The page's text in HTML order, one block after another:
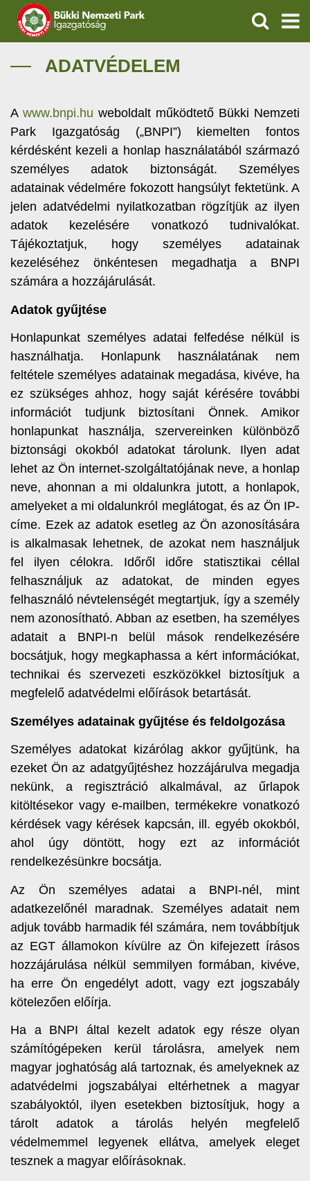
IGAZGATÓSÁG
VÍZVÉDELEM
ÖKOTURIZMUS
GEOPARKOK
KAPCSOLAT
KERESÉS
ADATVÉDELEM
A www.bnpi.hu weboldalt működtető Bükki Nemzeti
Park Igazgatóság („BNPI”) kiemelten fontos
kérdésként kezeli a honlap használatából származó
személyes adatok biztonságát. Személyes
adatainak védelmére fokozott hangsúlyt fektetünk. A
jelen adatvédelmi nyilatkozatban rögzítjük az ilyen
adatok kezelésére vonatkozó tudnivalókat.
Tájékoztatjuk, hogy személyes adatainak
kezeléséhez önkéntesen megadhatja a BNPI
számára a hozzájárulását.
Adatok gyűjtése
Honlapunkat személyes adatai felfedése nélkül is
használhatja. Honlapunk használatának nem
feltétele személyes adatainak megadása, kivéve, ha
ez szükséges ahhoz, hogy saját kérésére további
információt tudjunk biztosítani Önnek. Amikor
honlapunkat használja, szervereinken különböző
biztonsági okokból adatokat tárolunk. Ilyen adat
lehet az Ön internet-szolgáltatójának neve, a honlap
neve, ahonnan a mi oldalunkra jutott, a honlapok,
amelyeket a mi oldalunkról meglátogat, és az Ön IP-
címe. Ezek az adatok esetleg az Ön azonosítására
is alkalmasak lehetnek, de azokat nem használjuk
fel ilyen célokra. Időről időre statisztikai céllal
felhasználjuk az adatokat, de minden egyes
felhasználó névtelenségét megtartjuk, így a személy
nem azonosítható. Abban az esetben, ha személyes
adatait a BNPI-n belül mások rendelkezésére
bocsátjuk, hogy megkaphassa a kért információkat,
technikai és szervezeti eszközökkel biztosítjuk a
megfelelő adatvédelmi előírások betartását.
Személyes adatainak gyűjtése és feldolgozása
Személyes adatokat kizárólag akkor gyűjtünk, ha
ezeket Ön az adatgyűjtéshez hozzájárulva megadja
nekünk, a regisztráció alkalmával, az űrlapok
kitöltésekor vagy e-mailben, termékekre vonatkozó
kérdések vagy kérések kapcsán, ill. egyéb okokból,
ahol úgy döntött, hogy ezt az információt
rendelkezésünkre bocsátja.
Az Ön személyes adatai a BNPI-nél, mint
adatkezelőnél maradnak. Személyes adatait nem
adjuk tovább harmadik fél számára, nem továbbítjuk
az EGT államokon kívülre az Ön kifejezett írásos
hozzájárulása nélkül semmilyen formában, kivéve,
ha erre Ön engedélyt adott, vagy ezt jogszabály
kötelezően előírja.
Ha a BNPI által kezelt adatok egy része olyan
számítógépeken kerül tárolásra, amelyek nem
magyar joghatóság alá tartoznak, és amelyeknek az
adatvédelmi jogszabályai eltérhetnek a magyar
szabályoktól, ilyen esetekben biztosítjuk, hogy a
tárolt adatok a tárolás helyén megfelelő
védelmemmel legyenek ellátva, amelyek eleget
tesznek a magyar előírásoknak.